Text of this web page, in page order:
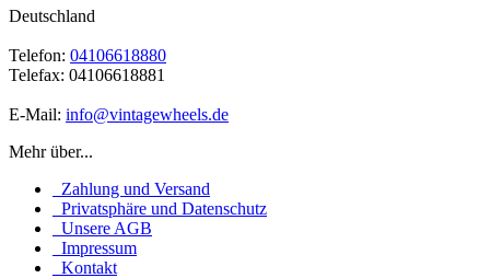
Deutschland
Telefon: 04106618880
Telefax: 04106618881
E-Mail: info@vintagewheels.de
Mehr über...
Zahlung und Versand
Privatsphäre und Datenschutz
Unsere AGB
Impressum
Kontakt